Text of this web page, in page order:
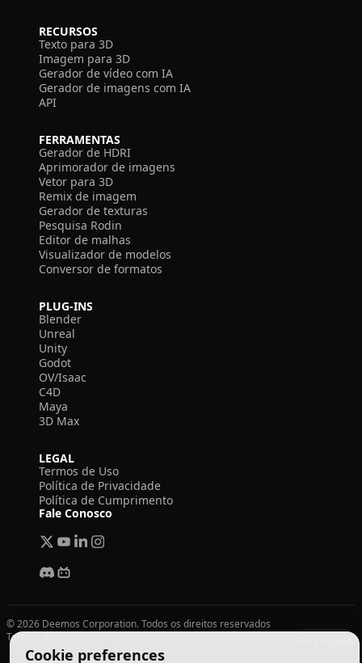
Cookie preferences
RECURSOS
Texto para 3D
Imagem para 3D
Gerador de vídeo com IA
Gerador de imagens com IA
API
FERRAMENTAS
Gerador de HDRI
Aprimorador de imagens
Vetor para 3D
Remix de imagem
Gerador de texturas
Pesquisa Rodin
Editor de malhas
Visualizador de modelos
Conversor de formatos
PLUG-INS
Blender
Unreal
Unity
Godot
OV/Isaac
C4D
Maya
3D Max
LEGAL
Termos de Uso
Política de Privacidade
Política de Cumprimento
Fale Conosco
© 2026 Deemos Corporation. Todos os direitos reservados
Termos de Uso